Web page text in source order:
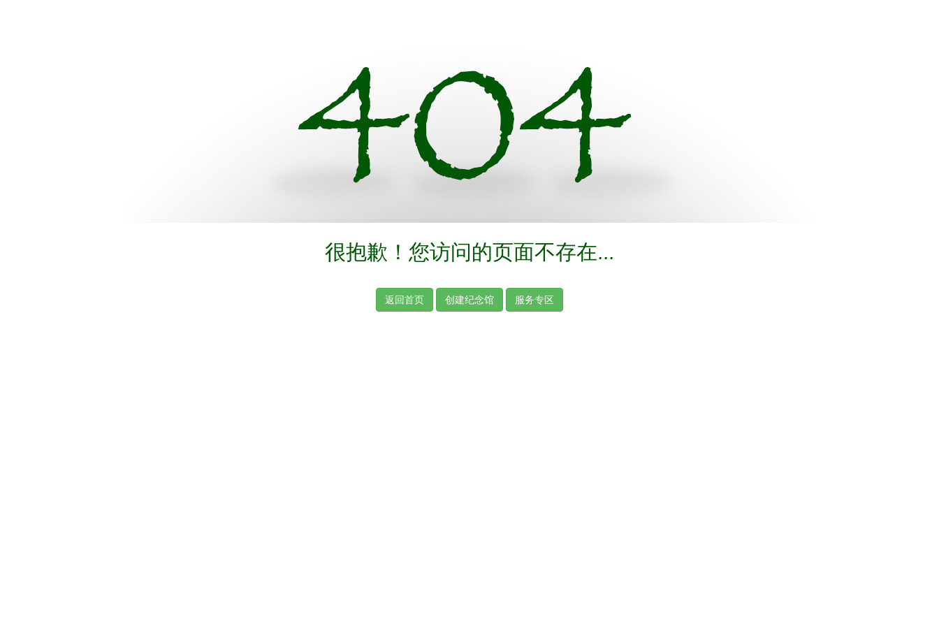
很抱歉！您访问的页面不存在...
返回首页 创建纪念馆 服务专区